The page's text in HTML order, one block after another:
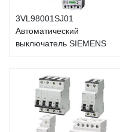
3VL98001SJ01
Автоматический
выключатель SIEMENS